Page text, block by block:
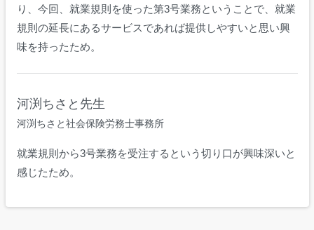
り、今回、就業規則を使った第3号業務ということで、就業
規則の延長にあるサービスであれば提供しやすいと思い興
味を持ったため。
河渕ちさと先生
河渕ちさと社会保険労務士事務所
就業規則から3号業務を受注するという切り口が興味深いと
感じたため。